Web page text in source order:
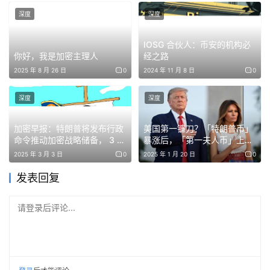
着美国首批现货比特币 ETF 获批，比特币正式进入主流金
融体系。尽管自 2021 年以来比特币期货 ETF 已经存在，
但现货 ETF 的推出是一个分水岭时刻，因为投资者能够直
接持有实际的比特币资产，而非衍生品合约。
在上市交易的短短几天内，现货比特币 ETF 吸引了数十亿
美元的资金流入。这一资金流入极大地提高了比特币的流动
性，并巩固了其作为与黄金等传统大宗商品并驾齐驱的合法
资产类别的地位。
随着多家资产管理公司纷纷推出竞争性比特币 ETF，市场迅
你好，我是加密主理人
2025 年 8 月 26 日 0
深度
IOSG 合伙人：币安的机构必
经之路
2024 年 11 月 8 日 0
深度
加密早报：特朗普将发布行政
命令推动加密战略储备， 3 月
7 日首次加密货币峰会将披露
更多内容
2025 年 3 月 3 日 0
深度
美国第一镰刀？「特朗普币」
暴涨后，「第一夫人币」上线
了
2025 年 1 月 20 日 0
深度
发表回复
请登录后评论...